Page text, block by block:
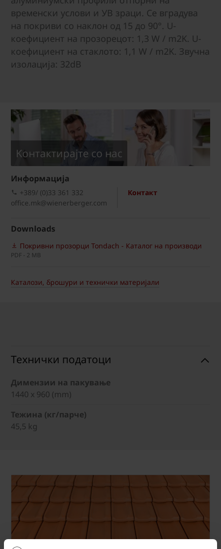
временски услови и УВ зраци. Се вградува
на покриви со наклон од 15 до 90°. U-
коефициент на прозорецот: 1,3 W / m2K. U-
коефициент на стаклото: 1,1 W / m2K. Звучна
изолација: 32dB
Kонтактирајте со нас
Информациja
Контакт
+389/ (0)33 361 332
office.mk@wienerberger.com
Downloads
Покривни прозорци Tondach - Каталог на производи
PDF - 2 MB
Каталози, брошури и технички материјали
Технички податоци
Димензии на пакување
1440 x 960 (mm)
Тежина (кг/парче)
45,5 kg